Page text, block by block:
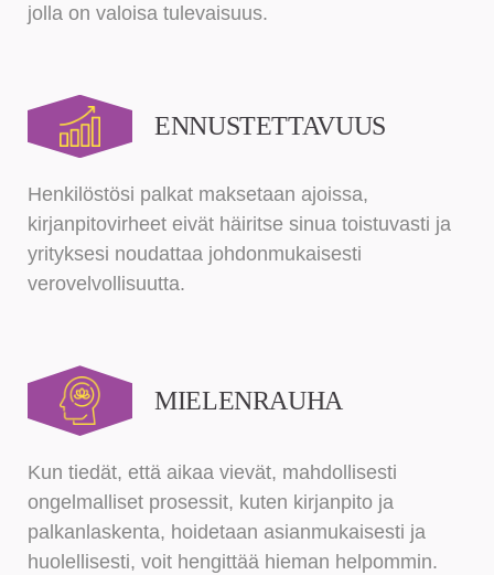
jolla on valoisa tulevaisuus.
ENNUSTETTAVUUS
Henkilöstösi palkat maksetaan ajoissa,
kirjanpitovirheet eivät häiritse sinua toistuvasti ja
yrityksesi noudattaa johdonmukaisesti
verovelvollisuutta.
MIELENRAUHA
Kun tiedät, että aikaa vievät, mahdollisesti
ongelmalliset prosessit, kuten kirjanpito ja
palkanlaskenta, hoidetaan asianmukaisesti ja
huolellisesti, voit hengittää hieman helpommin.